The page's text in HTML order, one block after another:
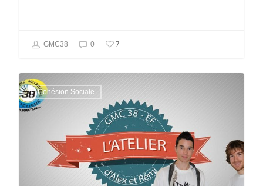
GMC38 0 7
Cohésion Sociale